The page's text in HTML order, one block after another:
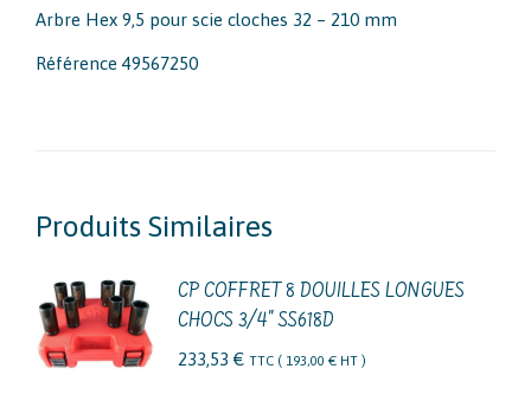
Arbre Hex 9,5 pour scie cloches 32 – 210 mm
Référence 49567250
Produits Similaires
CP COFFRET 8 DOUILLES LONGUES
CHOCS 3/4" SS618D
233,53 € TTC ( 193,00 € HT )